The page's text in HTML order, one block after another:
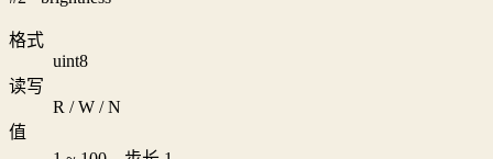
格式
uint8
读写
R / W / N
值